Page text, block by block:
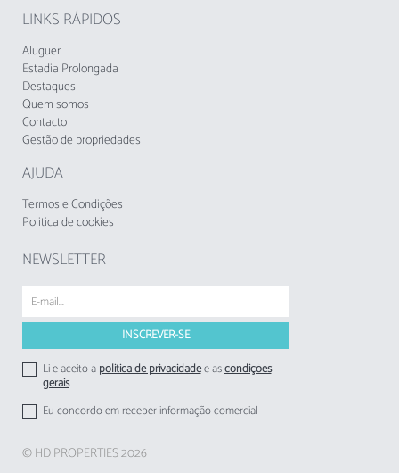
grupos jovens, e é proibido fumar no interior
do apartamento.
O alojamento não aceita grupos de jovens,
idade mínima permitida: 25 anos.
desde 1 de novembro de 2024, deverá cobrada
respetivos hóspedes.
LINKS RÁPIDOS
Aluguer
Estadia Prolongada
Destaques
Quem somos
Contacto
Gestão de propriedades
AJUDA
Termos e Condições
Politica de cookies
NEWSLETTER
Li e aceito apolitica de privacidadee ascondições
gerais
Eu concordo em receber informação comercial
© HD PROPERTIES 2026